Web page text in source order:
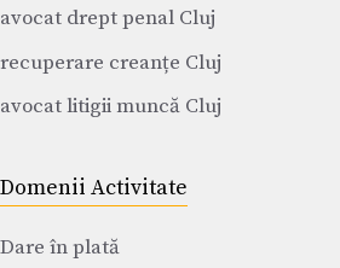
avocat drept penal Cluj
recuperare creanțe Cluj
avocat litigii muncă Cluj
Domenii Activitate
Dare în plată